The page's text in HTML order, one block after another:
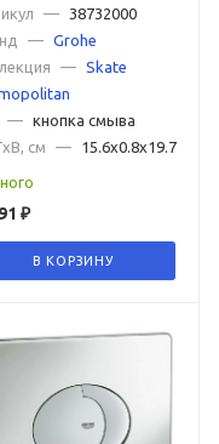
—
38732000
—
Grohe
—
Skate
—
кнопка смыва
см
— 15.6x0.8x19.7
₽
В КОРЗИНУ